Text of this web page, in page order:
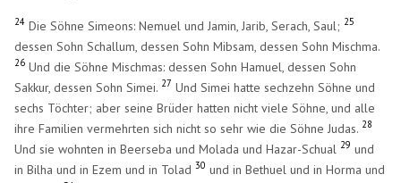
24 Die Söhne Simeons: Nemuel und Jamin, Jarib, Serach, Saul; 25
dessen Sohn Schallum, dessen Sohn Mibsam, dessen Sohn Mischma.
26 Und die Söhne Mischmas: dessen Sohn Hamuel, dessen Sohn
Sakkur, dessen Sohn Simei. 27 Und Simei hatte sechzehn Söhne und
sechs Töchter; aber seine Brüder hatten nicht viele Söhne, und alle
ihre Familien vermehrten sich nicht so sehr wie die Söhne Judas. 28
Und sie wohnten in Beerseba und Molada und Hazar-Schual 29 und
in Bilha und in Ezem und in Tolad30 und in Bethuel und in Horma und